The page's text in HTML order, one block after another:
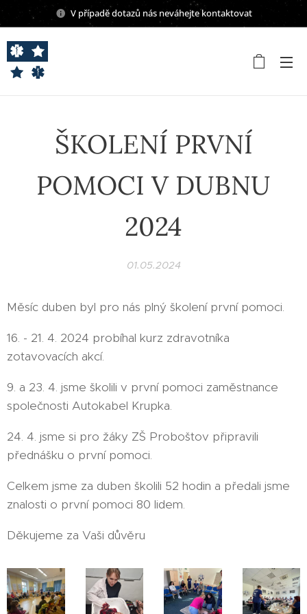
V případě dotazů nás neváhejte kontaktovat
ŠKOLENÍ PRVNÍ
POMOCI V DUBNU
2024
01.05.2024
Měsíc duben byl pro nás plný školení první pomoci.
16. - 21. 4. 2024 probíhal kurz zdravotníka
zotavovacích akcí.
9. a 23. 4. jsme školili v první pomoci zaměstnance
společnosti Autokabel Krupka.
24. 4. jsme si pro žáky ZŠ Proboštov připravili
přednášku o první pomoci.
Celkem jsme za duben školili 52 hodin a předali jsme
znalosti o první pomoci 80 lidem.
Děkujeme za Vaši důvěru